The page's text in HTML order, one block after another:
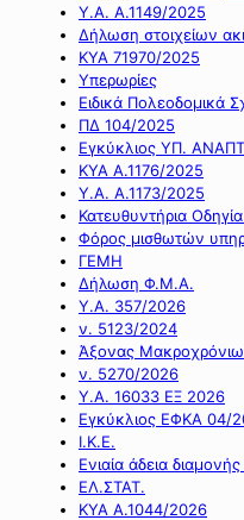
Υ.Α. Α.1149/2025
Δήλωση στοιχείων
ΚΥΑ 71970/2025
Υπερωρίες
Ειδικά Πολεοδομικά
ΠΔ 104/2025
Εγκύκλιος ΥΠ.
ΚΥΑ Α.1176/2025
Υ.Α. Α.1173/2025
Κατευθυντήρια
Φόρος μισθωτών
ΓΕΜΗ
Δήλωση Φ.Μ.Α.
Υ.Α. 357/2026
ν. 5123/2024
Άξονας
ν. 5270/2026
Υ.Α. 16033 ΕΞ 2026
Εγκύκλιος ΕΦΚΑ 04/
Ι.Κ.Ε.
Ενιαία άδεια
ΕΛ.ΣΤΑΤ.
ΚΥΑ Α.1044/2026